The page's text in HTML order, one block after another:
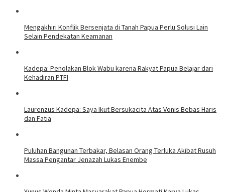
Mengakhiri Konflik Bersenjata di Tanah Papua Perlu Solusi Lain
Selain Pendekatan Keamanan
Kadepa: Penolakan Blok Wabu karena Rakyat Papua Belajar dari
Kehadiran PTFI
Laurenzus Kadepa: Saya Ikut Bersukacita Atas Vonis Bebas Haris
dan Fatia
Puluhan Bangunan Terbakar, Belasan Orang Terluka Akibat Rusuh
Massa Pengantar Jenazah Lukas Enembe